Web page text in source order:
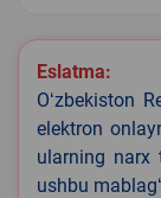
of
1
Eslatma:
Oʻzbekiston
elektron
ularning narx
ushbu